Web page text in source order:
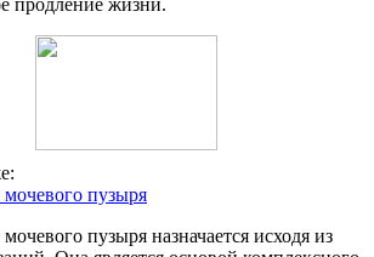
пузыря
пузыря назначается исходя из